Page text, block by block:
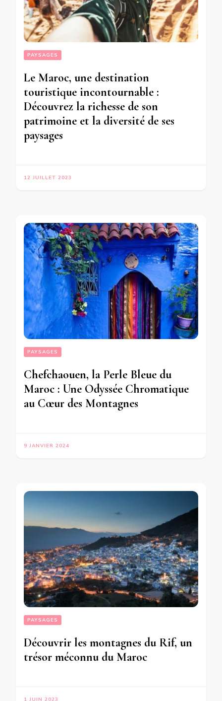
PAYSAGES
Le Maroc, une destination
touristique incontournable :
Découvrez la richesse de son
patrimoine et la diversité de ses
paysages
12 JUILLET 2023
PAYSAGES
Chefchaouen, la Perle Bleue du
Maroc : Une Odyssée Chromatique
au Cœur des Montagnes
9 JANVIER 2024
PAYSAGES
Découvrir les montagnes du Rif, un
trésor méconnu du Maroc